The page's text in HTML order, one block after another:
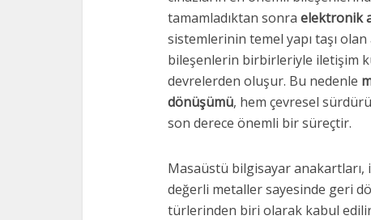
tamamladıktan sonra elektronik
sistemlerinin temel yapı taşı
bileşenlerin birbirleriyle iletişim
devrelerden oluşur. Bu nedenle
dönüşümü, hem çevresel
son derece önemli bir süreçtir.
Masaüstü bilgisayar
değerli metaller sayesinde geri
türlerinden biri olarak kabul